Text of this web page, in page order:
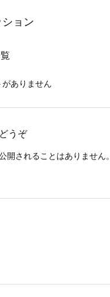
ョン
がありません
うぞ
開されることはありません。